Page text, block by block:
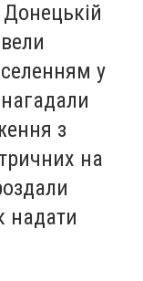
у
з
на
надати